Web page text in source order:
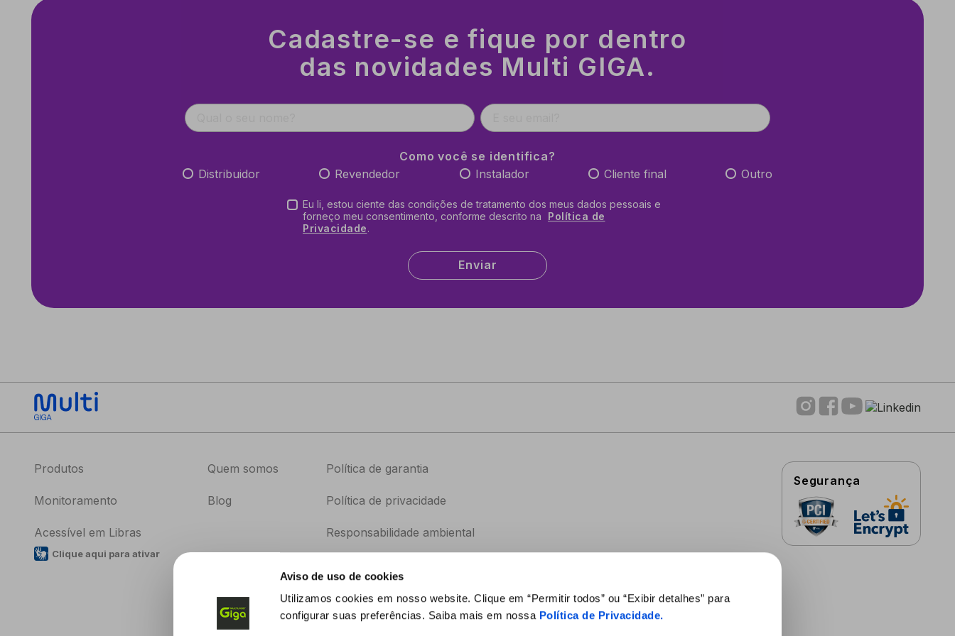
Aviso de uso de cookies
Utilizamos cookies em nosso website. Clique em “Permitir todos” ou “Exibir detalhes” para
configurar suas preferências. Saiba mais em nossa Política de Privacidade.
Cadastre-se e fique por dentro
das novidades Multi GIGA.
Como você se identifica?
Distribuidor
Revendedor Instalador Cliente final Outro
Eu li, estou ciente das condições de tratamento dos meus dados pessoais e
forneço meu consentimento, conforme descrito na
Política de
Privacidade.
Produtos
Monitoramento
Acessível em Libras
Clique aqui para ativar
Quem somos
Blog
Política de garantia
Política de privacidade
Responsabilidade ambiental
Segurança